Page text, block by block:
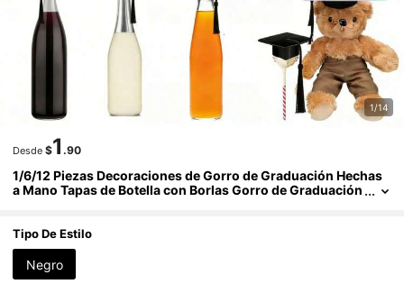
1/14
Desde $1 .90
1/6/12 Piezas Decoraciones de Gorro de Graduación Hechas
a Mano Tapas de Botella con Borlas Gorro de Graduación
de Halloween Suministros para Fiesta de Halloween
Tipo De Estilo
Negro